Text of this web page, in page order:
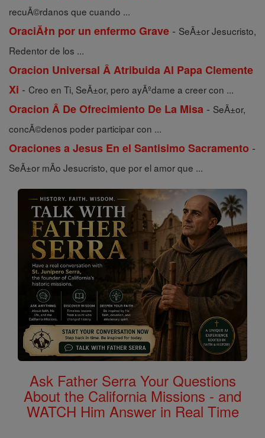
recuÃ©rdanos que cuando ...
OraciĂłn por un enfermo Grave - SeÃ±or Jesucristo,
Redentor de los ...
Oracion Universal Â Atribuida Al Papa Clemente
Xi - Creo en Ti, SeÃ±or, pero ayÃºdame a creer con ...
Oracion Â De Ofrecimiento De La Misa - SeÃ±or,
concÃ©denos poder participar con ...
Oraciones a Jesus En el Santisimo Sacramento -
SeÃ±or mÃ­o Jesucristo, que por el amor que ...
Ask Father Serra Your Questions
About the California Missions - and
WATCH Him Answer in Real Time